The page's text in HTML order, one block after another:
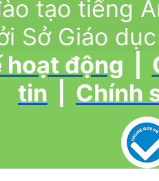
tạo tiếng
Sở Giáo
hoạt động
tin
Chính